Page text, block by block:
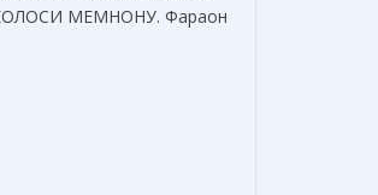
КОЛОСИ МЕМНОНУ. Фараон